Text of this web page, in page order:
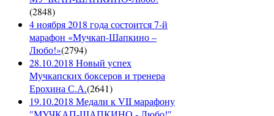
(2848)
4 ноября 2018 года состоится 7-й
марафон «Мучкап-Шапкино –
Любо!»(2794)
28.10.2018 Новый успех
Мучкапских боксеров и тренера
Ерохина С.А.(2641)
19.10.2018 Медали к VII марафону